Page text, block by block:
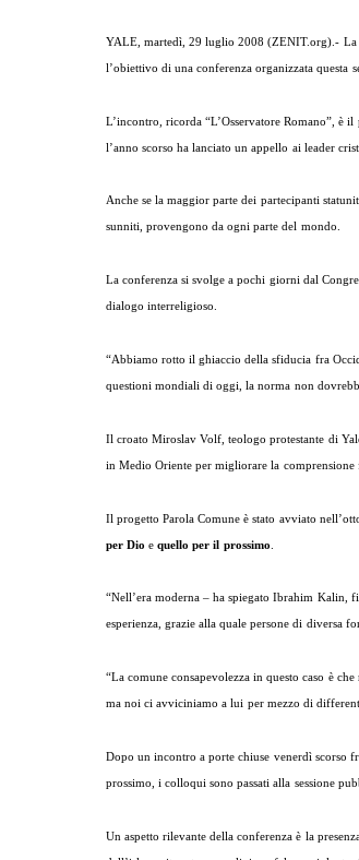
YALE, martedì, 29 luglio 2008 (ZENIT.org).- La
l’obiettivo di una conferenza organizzata questa
L’incontro, ricorda “L’Osservatore Romano”,
l’anno scorso ha lanciato un appello ai leader
Anche se la maggior parte dei partecipanti
sunniti, provengono da ogni parte del mondo.
La conferenza si svolge a pochi giorni dal
dialogo interreligioso.
“Abbiamo rotto il ghiaccio della sfiducia fra
questioni mondiali di oggi, la norma non
Il croato Miroslav Volf, teologo protestante di
in Medio Oriente per migliorare la comprensione
Il progetto Parola Comune è stato avviato
per Dio equello per il prossimo
“Nell’era moderna – ha spiegato Ibrahim Kalin,
esperienza, grazie alla quale persone di diversa
“La comune consapevolezza in questo caso è
ma noi ci avviciniamo a lui per mezzo di
Dopo un incontro a porte chiuse venerdì scorso
prossimo, i colloqui sono passati alla sessione
Un aspetto rilevante della conferenza è la